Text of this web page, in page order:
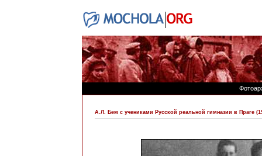
А.Л. Бем с учениками Русской реальной гимназии в Праге